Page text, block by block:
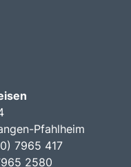
Pfahlheim
7965 417
2580